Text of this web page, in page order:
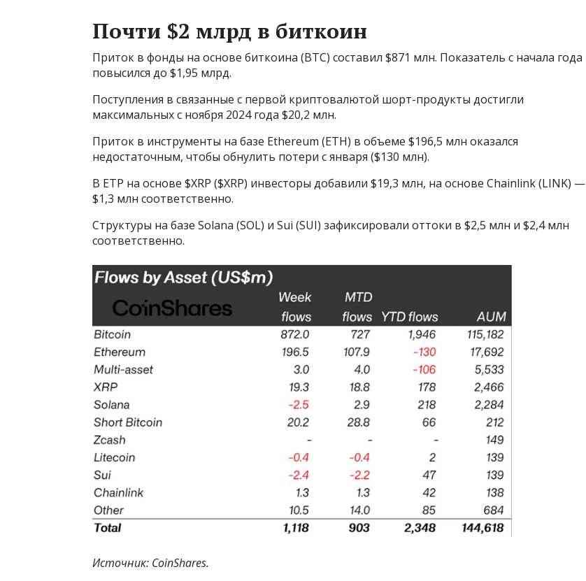
Почти $2 млрд в биткоин
Приток в фонды на основе биткоина (BTC) составил $871 млн. Показатель с начала года
повысился до $1,95 млрд.
Поступления в связанные с первой криптовалютой шорт-продукты достигли
максимальных с ноября 2024 года $20,2 млн.
Приток в инструменты на базе Ethereum (ETH) в объеме $196,5 млн оказался
недостаточным, чтобы обнулить потери с января ($130 млн).
В ETP на основе $XRP ($XRP) инвесторы добавили $19,3 млн, на основе Chainlink (LINK) —
$1,3 млн соответственно.
Структуры на базе Solana (SOL) и Sui (SUI) зафиксировали оттоки в $2,5 млн и $2,4 млн
соответственно.
Источник: CoinShares.